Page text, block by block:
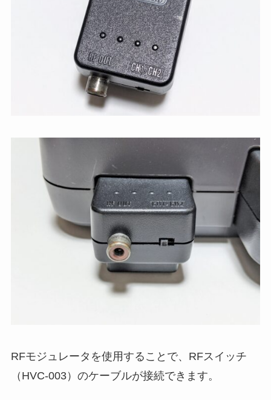
RFモジュレータを使用することで、RFスイッチ
（HVC-003）のケーブルが接続できます。